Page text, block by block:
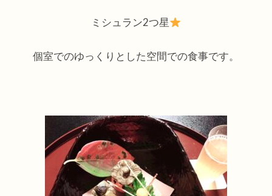
ミシュラン2つ星
個室でのゆっくりとした空間での食事です。